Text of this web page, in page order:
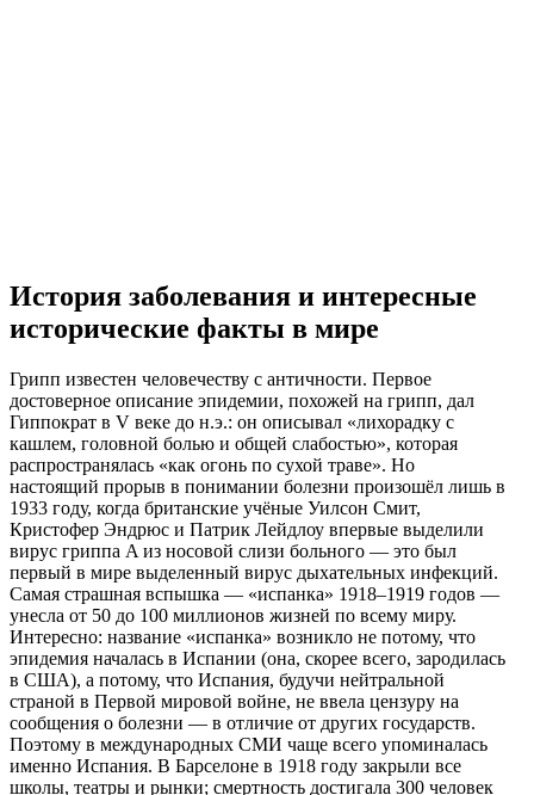
История заболевания и интересные
исторические факты в мире
Грипп известен человечеству с античности. Первое
достоверное описание эпидемии, похожей на грипп, дал
Гиппократ в V веке до н.э.: он описывал «лихорадку с
кашлем, головной болью и общей слабостью», которая
распространялась «как огонь по сухой траве». Но
настоящий прорыв в понимании болезни произошёл лишь в
1933 году, когда британские учёные Уилсон Смит,
Кристофер Эндрюс и Патрик Лейдлоу впервые выделили
вирус гриппа A из носовой слизи больного — это был
первый в мире выделенный вирус дыхательных инфекций.
Самая страшная вспышка — «испанка» 1918–1919 годов —
унесла от 50 до 100 миллионов жизней по всему миру.
Интересно: название «испанка» возникло не потому, что
эпидемия началась в Испании (она, скорее всего, зародилась
в США), а потому, что Испания, будучи нейтральной
страной в Первой мировой войне, не ввела цензуру на
сообщения о болезни — в отличие от других государств.
Поэтому в международных СМИ чаще всего упоминалась
именно Испания. В Барселоне в 1918 году закрыли все
школы, театры и рынки; смертность достигала 300 человек